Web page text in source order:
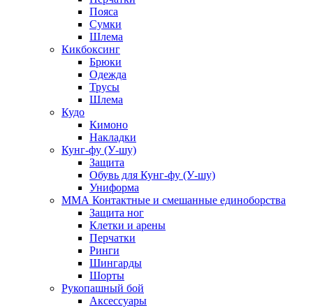
Пояса
Сумки
Шлема
Кикбоксинг
Брюки
Одежда
Трусы
Шлема
Кудо
Кимоно
Накладки
Кунг-фу (У-шу)
Защита
Обувь для Кунг-фу (У-шу)
Униформа
ММА Контактные и смешанные единоборства
Защита ног
Клетки и арены
Перчатки
Ринги
Шингарды
Шорты
Рукопашный бой
Аксессуары